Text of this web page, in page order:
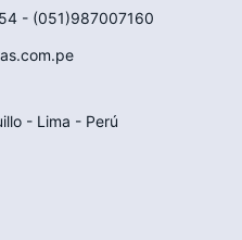
- (051)987007160
- Lima - Perú